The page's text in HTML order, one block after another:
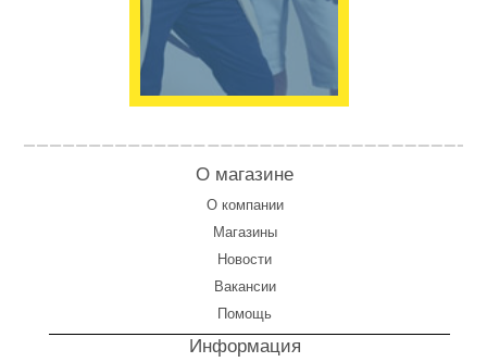
О магазине
О компании
Магазины
Новости
Вакансии
Помощь
Информация